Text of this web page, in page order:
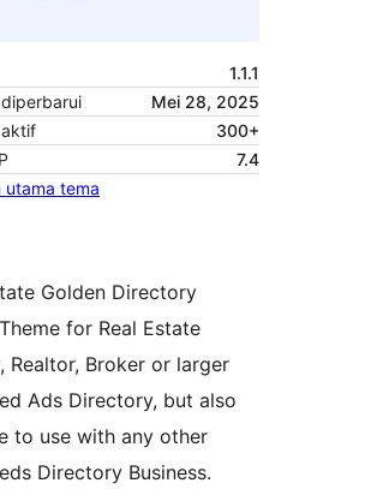
1.1.1
Mei 28, 2025
300+
7.4
utama tema
Golden Directory
for Real Estate
Realtor, Broker or larger
Ads Directory, but also
to use with any other
Directory Business.